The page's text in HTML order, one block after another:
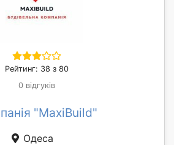
Рейтинг: 38 з 80
0 відгуків
"MaxiBuild"
Одеса